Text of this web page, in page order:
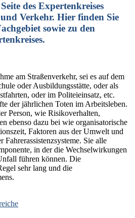
des Expertenkreises
Verkehr. Hier finden Sie
sowie zu den
am Straßenverkehr, sei es auf dem
oder Ausbildungsstätte, oder als
oder im Politeieinsatz, etc.
der jährlichen Toten im Arbeitsleben.
Person, wie Risikoverhalten,
ebenso dazu bei wie organisatorische
Faktoren aus der Umwelt und
Sie alle
in der die Wechselwirkungen
führen können. Die
sehr lang und die